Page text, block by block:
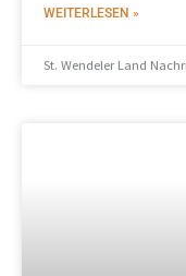
WEITERLESEN »
St. Wendeler Land